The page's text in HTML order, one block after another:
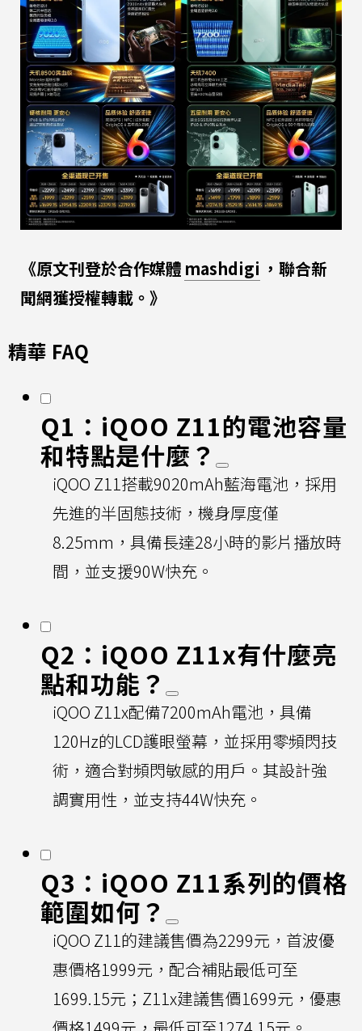
《原文刊登於合作媒體 mashdigi ，聯合新
聞網獲授權轉載。》
精華 FAQ
Q1：iQOO Z11的電池容量
和特點是什麼？
iQOO Z11搭載9020mAh藍海電池，採用
先進的半固態技術，機身厚度僅
8.25mm，具備長達28小時的影片播放時
間，並支援90W快充。
Q2：iQOO Z11x有什麼亮
點和功能？
iQOO Z11x配備7200mAh電池，具備
120Hz的LCD護眼螢幕，並採用零頻閃技
術，適合對頻閃敏感的用戶。其設計強
調實用性，並支持44W快充。
Q3：iQOO Z11系列的價格
範圍如何？
iQOO Z11的建議售價為2299元，首波優
惠價格1999元，配合補貼最低可至
1699.15元；Z11x建議售價1699元，優惠